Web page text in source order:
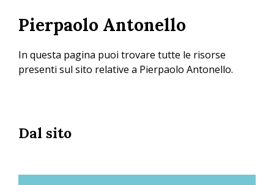
principale
Pierpaolo Antonello
In questa pagina puoi trovare tutte le risorse
presenti sul sito relative a Pierpaolo Antonello.
Dal sito